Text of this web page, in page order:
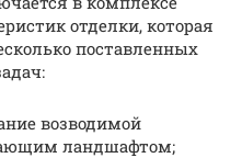
отделки, которая
поставленных
возводимой
ландшафтом;